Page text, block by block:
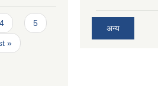
4 5
»
अन्य